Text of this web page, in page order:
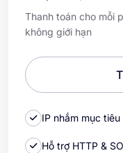
Thanh toán cho mỗi
không giới hạn
IP nhắm mục
Hỗ trợ HTTP &